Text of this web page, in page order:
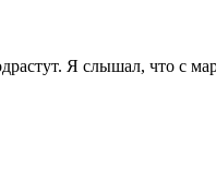
Я слышал, что